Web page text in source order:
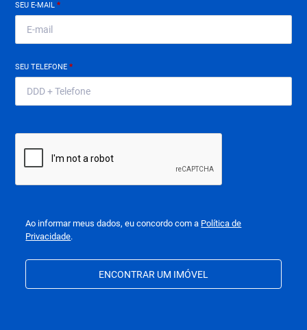
SEU E-MAIL*
SEU TELEFONE*
Ao informar meus dados, eu concordo com a Política de
Privacidade.
ENCONTRAR UM IMÓVEL